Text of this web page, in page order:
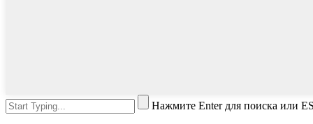
Нажмите Enter для поиска или